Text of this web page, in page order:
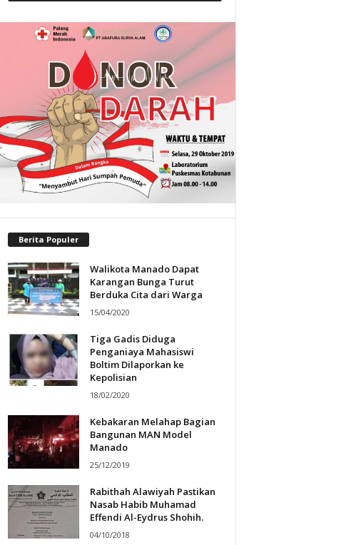
Berita Populer
Walikota Manado Dapat
Karangan Bunga Turut
Berduka Cita dari Warga
15/04/2020
Tiga Gadis Diduga
Penganiaya Mahasiswi
Boltim Dilaporkan ke
Kepolisian
18/02/2020
Kebakaran Melahap Bagian
Bangunan MAN Model
Manado
25/12/2019
Rabithah Alawiyah Pastikan
Nasab Habib Muhamad
Effendi Al-Eydrus Shohih.
04/10/2018